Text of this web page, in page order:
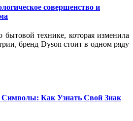
совершенство и
бытовой технике, которая изменила
бренд Dyson стоит в одном ряду
Символы: Как Узнать Свой Знак